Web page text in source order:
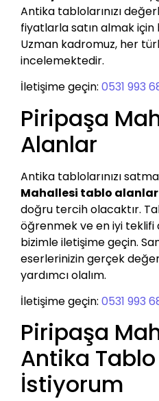
Antika tablolarınızı
fiyatlarla satın almak için
Uzman kadromuz, her
incelemektedir.
İletişime geçin: 0531 993
Piripaşa
Alanlar
Antika tablolarınızı
Mahallesi tablo alanlar
doğru tercih olacaktır.
öğrenmek ve en iyi teklifi
bizimle iletişime geçin.
eserlerinizin gerçek
yardımcı olalım.
İletişime geçin: 0531 993
Piripaşa
Antika
İstiyorum